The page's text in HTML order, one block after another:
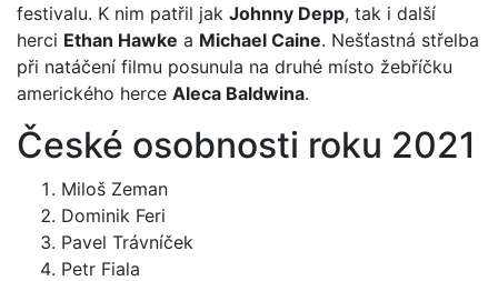
festivalu. K nim patřil jak Johnny Depp, tak i další
herci Ethan Hawke a Michael Caine. Nešťastná střelba
při natáčení filmu posunula na druhé místo žebříčku
amerického herce Aleca Baldwina.
České osobnosti roku 2021
Miloš Zeman
Dominik Feri
Pavel Trávníček
Petr Fiala